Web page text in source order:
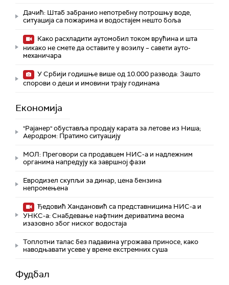
Дачић: Штаб забранио непотребну потрошњу воде,
ситуација са пожарима и водостајем нешто боља
Како расхладити аутомобил током врућина и шта
никако не смете да оставите у возилу – савети ауто-
механичара
У Србији годишње више од 10.000 развода: Зашто
спорови о деци и имовини трају годинама
Економија
"Рајанер" обуставља продају карата за летове из Ниша;
Аеродром: Пратимо ситуацију
МОЛ: Преговори са продавцем НИС-а и надлежним
органима напредују ка завршној фази
Евродизел скупљи за динар, цена бензина
непромењена
Ђедовић Хандановић са представницима НИС-а и
УНКС-а: Снабдевање нафтним дериватима веома
изазовно због ниског водостаја
Топлотни талас без падавина угрожава приносе, како
наводњавати усеве у време екстремних суша
Фудбал